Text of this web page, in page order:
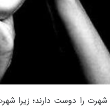
شهرت را دوست دارند؛ زیرا